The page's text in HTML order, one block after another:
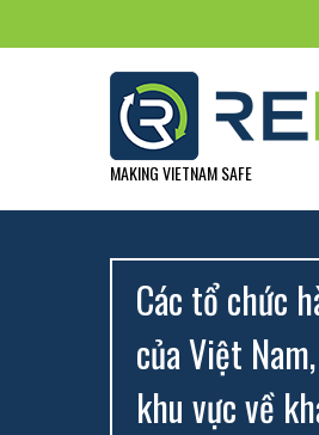
MAKING VIETNAM SAFE
Các tổ chức
của Việt
khu vực về